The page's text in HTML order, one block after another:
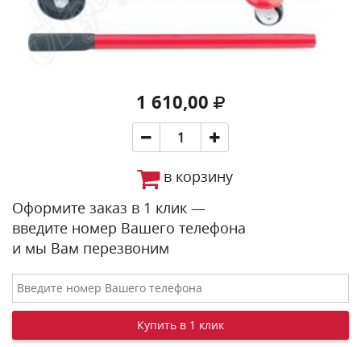
1 610,00
в корзину
Оформите заказ в 1 клик —
введите номер Вашего телефона
и мы Вам перезвоним